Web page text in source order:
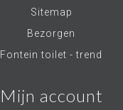
Sitemap
Bezorgen
Fontein toilet - trend
Mijn account